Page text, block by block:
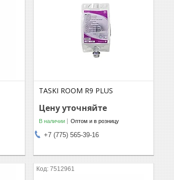
TASKI ROOM R9 PLUS
Цену уточняйте
В наличии Оптом и в розницу
+7 (775) 565-39-16
7512961